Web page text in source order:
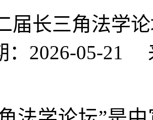
届长三角法学
：2026-05-21